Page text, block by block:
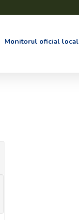
Monitorul oficial local